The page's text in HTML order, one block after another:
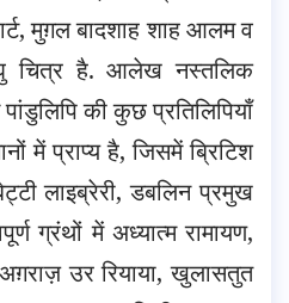
मुग़ल बादशाह शाह आलम व
चित्र है. आलेख नस्तलिक
की कुछ प्रतिलिपियाँ
में प्राप्य है, जिसमें ब्रिटिश
लाइब्रेरी, डबलिन प्रमुख
ग्रंथों में अध्यात्म रामायण,
उर रियाया, खुलासतुत